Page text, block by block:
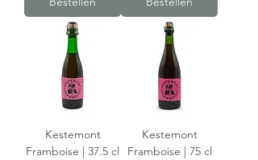
Kestemont
Framboise | 37.5 cl
Kestemont
Framboise | 75 cl